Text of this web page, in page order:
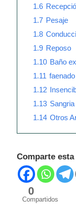
1.6
1.7 Pesaje
1.8
1.9 Reposo
1.10 Baño
1.11
1.12
1.13 Sangria
1.14 Otros
Comparte
0
Compartidos